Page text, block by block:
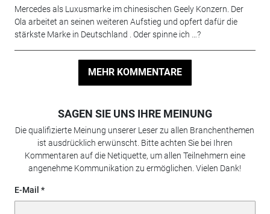
Mercedes als Luxusmarke im chinesischen Geely Konzern. Der
Ola arbeitet an seinen weiteren Aufstieg und opfert dafür die
stärkste Marke in Deutschland . Oder spinne ich …?
MEHR KOMMENTARE
SAGEN SIE UNS IHRE MEINUNG
Die qualifizierte Meinung unserer Leser zu allen Branchenthemen
ist ausdrücklich erwünscht. Bitte achten Sie bei Ihren
Kommentaren auf die Netiquette, um allen Teilnehmern eine
angenehme Kommunikation zu ermöglichen. Vielen Dank!
E-Mail